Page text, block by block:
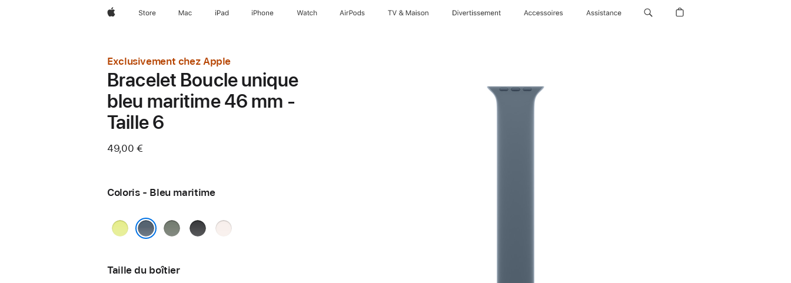
AppleStore Mac iPad iPhone Watch AirPods TV & Maison Divertissements Accessoires Assistance
Exclusivement chez Apple
Bracelet Boucle unique
bleu maritime 46 mm -
Taille 6
49,00 €
Coloris - Bleu maritime
Jaune
Gris
Noir
Rose
Taille du boîtier